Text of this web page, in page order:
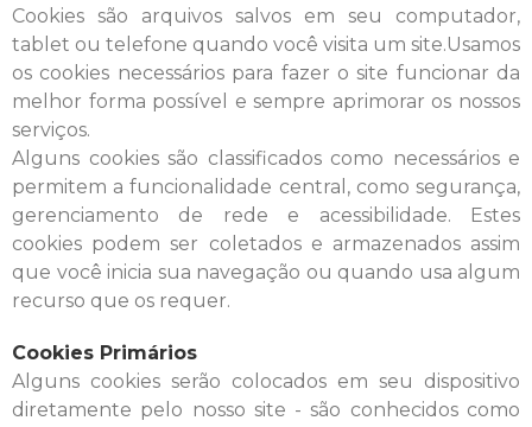
Cookies são arquivos salvos em seu computador,
tablet ou telefone quando você visita um site.Usamos
os cookies necessários para fazer o site funcionar da
melhor forma possível e sempre aprimorar os nossos
serviços.
Alguns cookies são classificados como necessários e
permitem a funcionalidade central, como segurança,
gerenciamento de rede e acessibilidade. Estes
cookies podem ser coletados e armazenados assim
que você inicia sua navegação ou quando usa algum
recurso que os requer.
Cookies Primários
Alguns cookies serão colocados em seu dispositivo
diretamente pelo nosso site - são conhecidos como